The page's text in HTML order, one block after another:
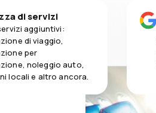
di servizi
aggiuntivi:
di viaggio,
per
noleggio auto,
locali e altro ancora.